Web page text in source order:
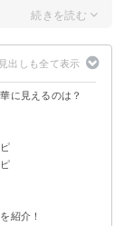
に見えるのは？
紹介！